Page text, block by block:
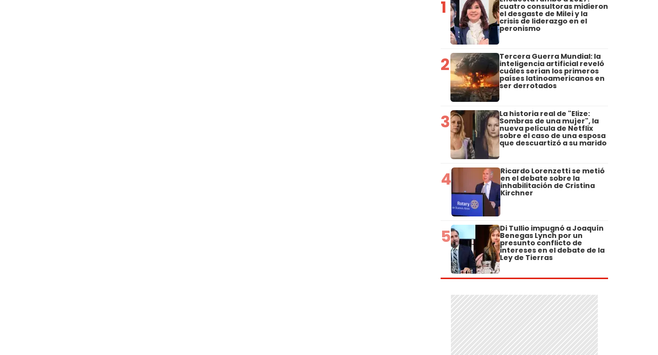
1 cuatro consultoras midieron
el desgaste de Milei y la
crisis de liderazgo en el
peronismo
2 Tercera Guerra Mundial: la
inteligencia artificial reveló
cuáles serían los primeros
países latinoamericanos en
ser derrotados
3 La historia real de "Elize:
Sombras de una mujer", la
nueva película de Netflix
sobre el caso de una esposa
que descuartizó a su marido
4 Ricardo Lorenzetti se metió
en el debate sobre la
inhabilitación de Cristina
Kirchner
5 Di Tullio impugnó a Joaquín
Benegas Lynch por un
presunto conflicto de
intereses en el debate de la
Ley de Tierras